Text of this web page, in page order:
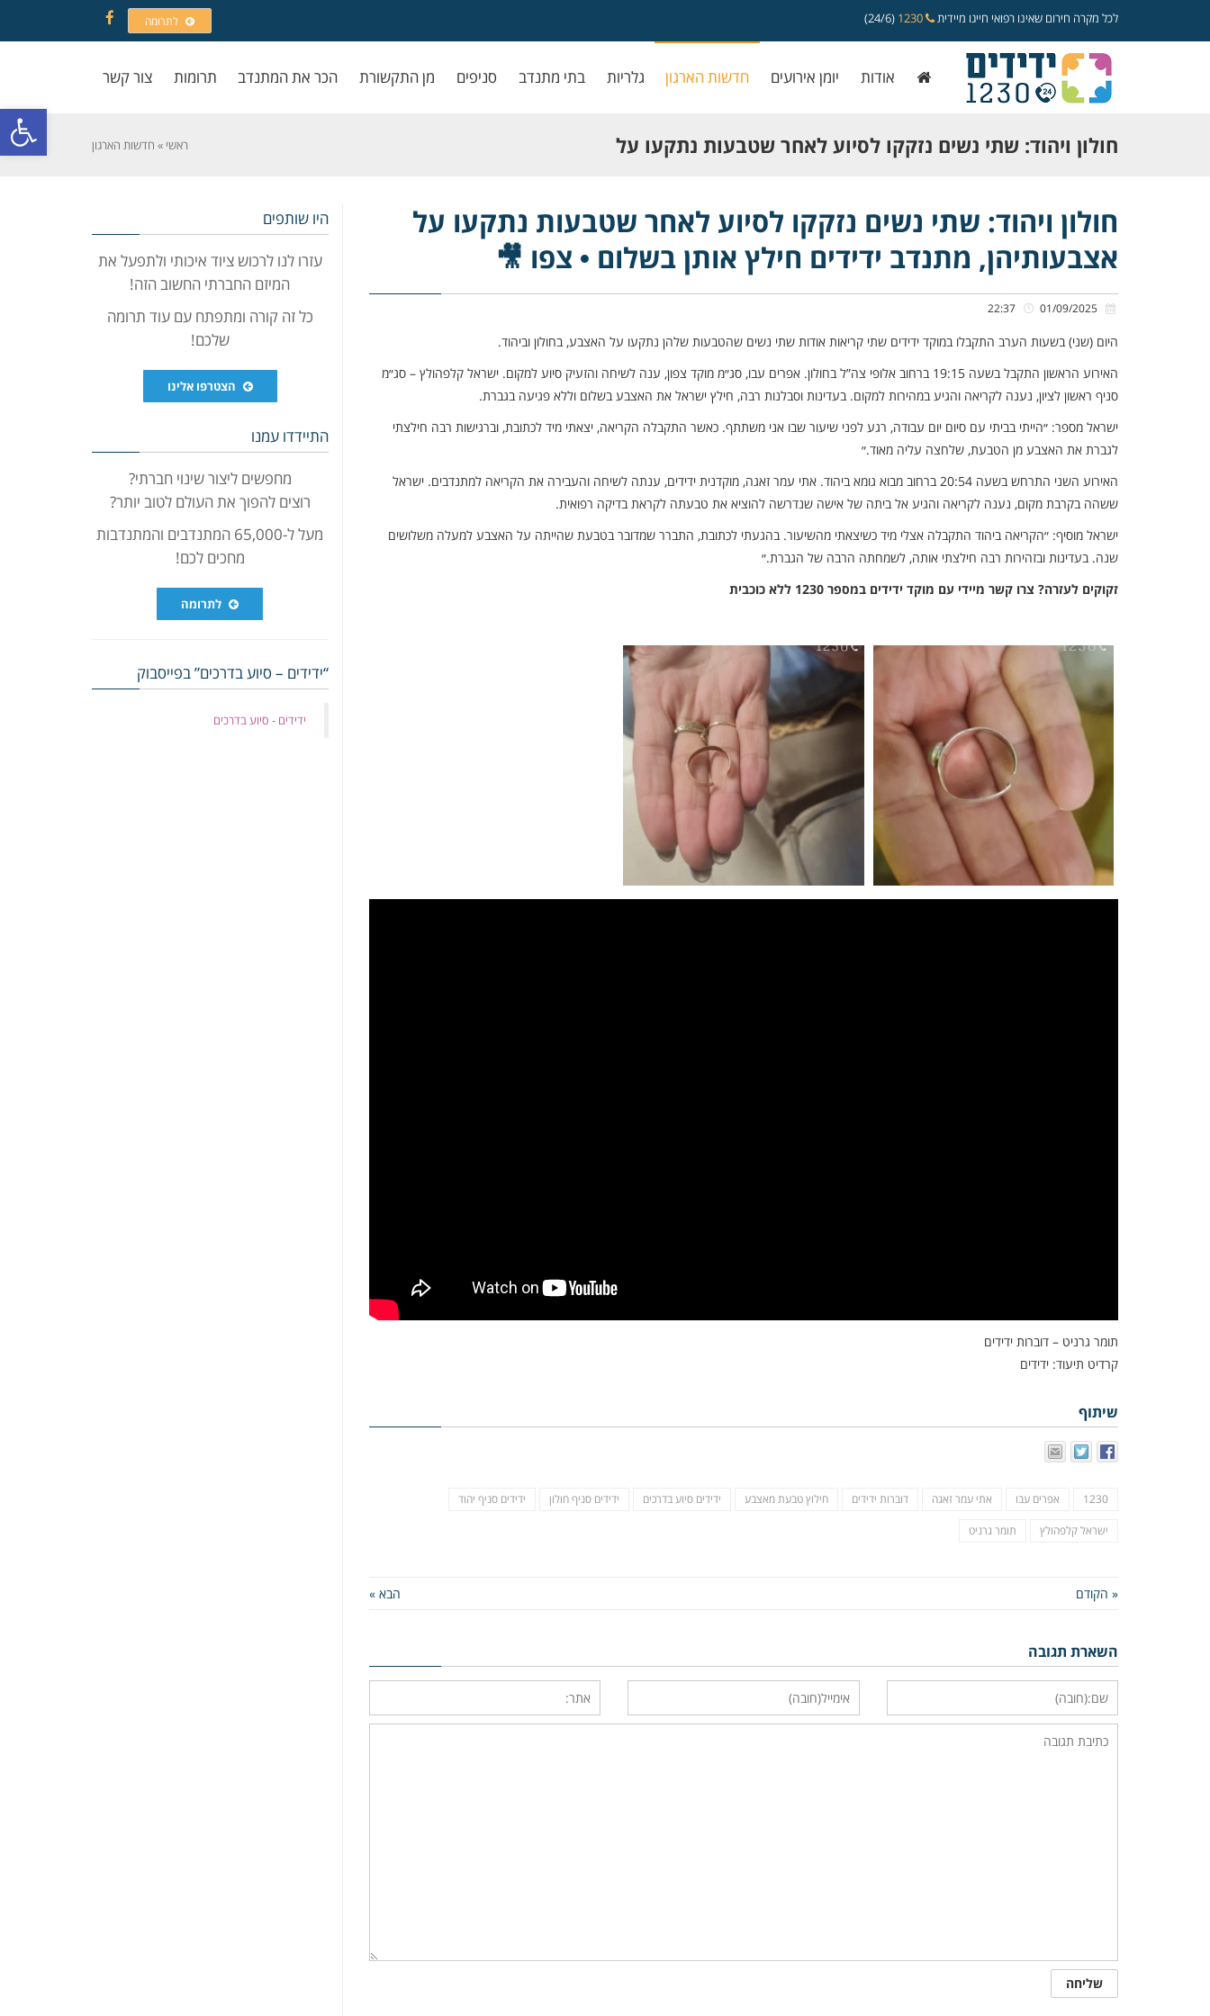
פתח
לכל מקרה חירום שאינו רפואי חייגו מיידית (24/6) לתרומה
Facebook
אודות יומן אירועים חדשות הארגון גלריות בתי מתנדב סניפים מן התקשורת הכר את המתנדב תרומות צור קשר
חולון ויהוד: שתי נשים נזקקו לסיוע לאחר שטבעות נתקעו על
אצבעותיהן, מתנדב ידידים חילץ אותן בשלום • צפו 🎥
ראשי » חדשות הארגון
חולון ויהוד: שתי נשים נזקקו לסיוע לאחר שטבעות נתקעו על
אצבעותיהן, מתנדב ידידים חילץ אותן בשלום • צפו 🎥
היום (שני) בשעות הערב התקבלו במוקד ידידים שתי קריאות אודות שתי נשים שהטבעות שלהן נתקעו על האצבע, בחולון וביהוד.
האירוע הראשון התקבל בשעה 19:15 ברחוב אלופי צה”ל בחולון. אפרים עבו, סג״מ מוקד צפון, ענה לשיחה והזעיק סיוע למקום. ישראל קלפהולץ – סג״מ
סניף ראשון לציון, נענה לקריאה והגיע במהירות למקום. בעדינות וסבלנות רבה, חילץ ישראל את האצבע בשלום וללא פגיעה בגברת.
ישראל מספר: ״הייתי בביתי עם סיום יום עבודה, רגע לפני שיעור שבו אני משתתף. כאשר התקבלה הקריאה, יצאתי מיד לכתובת, וברגישות רבה חילצתי
לגברת את האצבע מן הטבעת, שלחצה עליה מאוד.״
האירוע השני התרחש בשעה 20:54 ברחוב מבוא גומא ביהוד. אתי עמר זאגה, מוקדנית ידידים, ענתה לשיחה והעבירה את הקריאה למתנדבים. ישראל
ששהה בקרבת מקום, נענה לקריאה והגיע אל ביתה של אישה שנדרשה להוציא את טבעתה לקראת בדיקה רפואית.
ישראל מוסיף: ״הקריאה ביהוד התקבלה אצלי מיד כשיצאתי מהשיעור. בהגעתי לכתובת, התברר שמדובר בטבעת שהייתה על האצבע למעלה משלושים
שנה. בעדינות ובזהירות רבה חילצתי אותה, לשמחתה הרבה של הגברת.״
זקוקים לעזרה? צרו קשר מיידי עם מוקד ידידים במספר 1230 ללא כוכבית
תומר גרניט – דוברות ידידים
קרדיט תיעוד: ידידים
שיתוף
1230 אפרים עבו אתי עמר זאגה דוברות ידידים חילוץ טבעת מאצבע ידידים סיוע בדרכים ידידים סניף חולון ידידים סניף יהוד
ישראל קלפהולץ תומר גרניט
« הקודם הבא »
השארת תגובה
היו שותפים
עזרו לנו לרכוש ציוד איכותי ולתפעל את
המיזם החברתי החשוב הזה!
כל זה קורה ומתפתח עם עוד תרומה
שלכם!
הצטרפו אלינו
התיידדו עמנו
מחפשים ליצור שינוי חברתי?
רוצים להפוך את העולם לטוב יותר?
מעל ל-65,000 המתנדבים והמתנדבות
מחכים לכם!
לתרומה
“ידידים – סיוע בדרכים” בפייסבוק
‏ידידים - סיוע בדרכים